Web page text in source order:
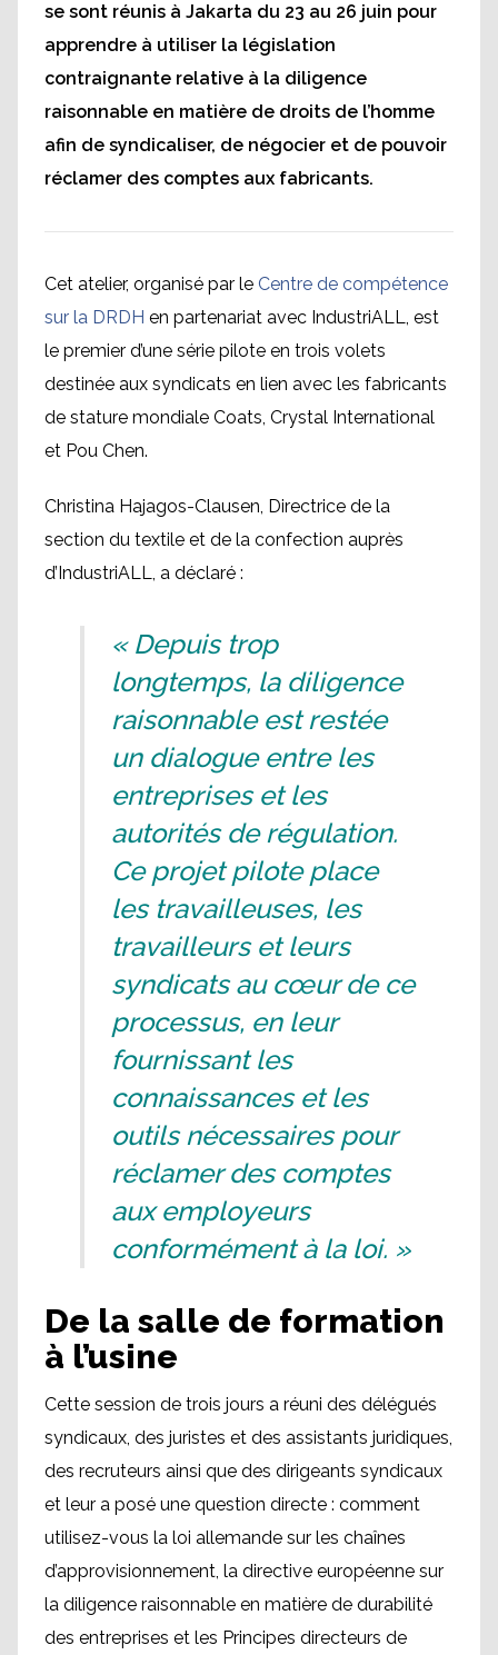
se sont réunis à Jakarta du 23 au 26 juin pour
apprendre à utiliser la législation
contraignante relative à la diligence
raisonnable en matière de droits de l’homme
afin de syndicaliser, de négocier et de pouvoir
réclamer des comptes aux fabricants.
Cet atelier, organisé par le Centre de compétence
sur la DRDH en partenariat avec IndustriALL, est
le premier d’une série pilote en trois volets
destinée aux syndicats en lien avec les fabricants
de stature mondiale Coats, Crystal International
et Pou Chen.
Christina Hajagos-Clausen, Directrice de la
section du textile et de la confection auprès
d’IndustriALL, a déclaré :
« Depuis trop
longtemps, la diligence
raisonnable est restée
un dialogue entre les
entreprises et les
autorités de régulation.
Ce projet pilote place
les travailleuses, les
travailleurs et leurs
syndicats au cœur de ce
processus, en leur
fournissant les
connaissances et les
outils nécessaires pour
réclamer des comptes
aux employeurs
conformément à la loi. »
De la salle de formation
à l’usine
Cette session de trois jours a réuni des délégués
syndicaux, des juristes et des assistants juridiques,
des recruteurs ainsi que des dirigeants syndicaux
et leur a posé une question directe : comment
utilisez-vous la loi allemande sur les chaînes
d’approvisionnement, la directive européenne sur
la diligence raisonnable en matière de durabilité
des entreprises et les Principes directeurs de